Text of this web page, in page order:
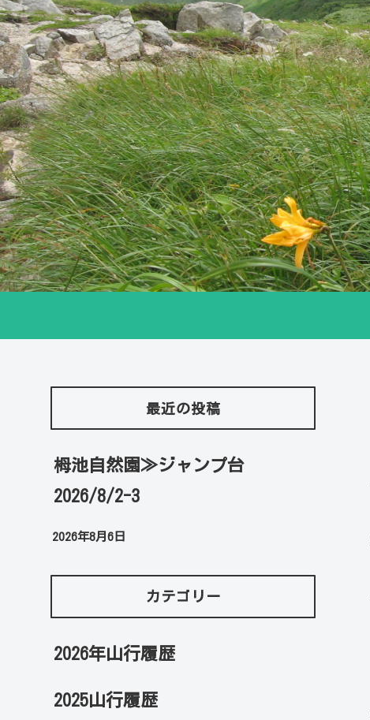
最近の投稿
栂池自然園≫ジャンプ台
2026/8/2-3
2026年8月6日
カテゴリー
2026年山行履歴
2025山行履歴